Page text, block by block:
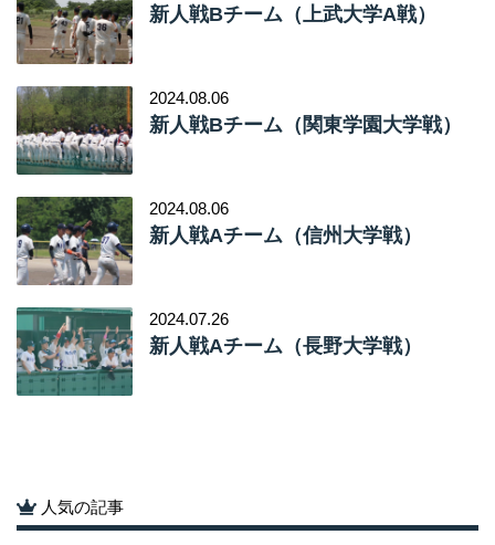
新人戦Bチーム（上武大学A戦）
2024.08.06
新人戦Bチーム（関東学園大学戦）
2024.08.06
新人戦Aチーム（信州大学戦）
2024.07.26
新人戦Aチーム（長野大学戦）
人気の記事